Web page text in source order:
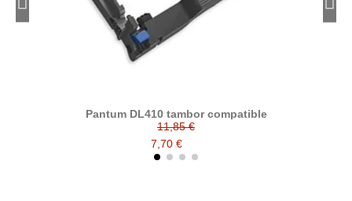
Pantum DL410 tambor compatible
11,85 €
7,70 €